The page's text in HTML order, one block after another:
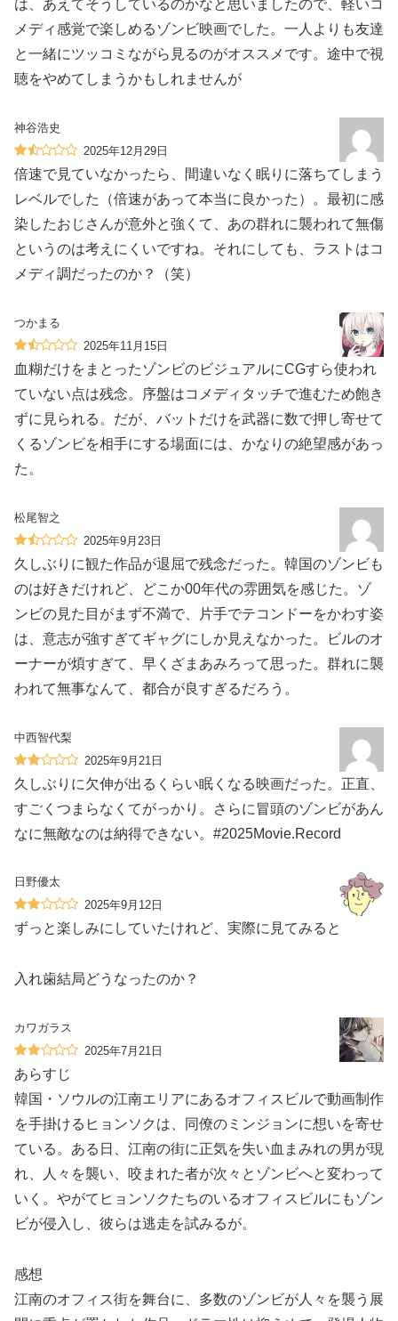
は、あえてそうしているのかなと思いましたので、軽いコ
メディ感覚で楽しめるゾンビ映画でした。一人よりも友達
と一緒にツッコミながら見るのがオススメです。途中で視
聴をやめてしまうかもしれませんが
神谷浩史
2025年12月29日
倍速で見ていなかったら、間違いなく眠りに落ちてしまう
レベルでした（倍速があって本当に良かった）。最初に感
染したおじさんが意外と強くて、あの群れに襲われて無傷
というのは考えにくいですね。それにしても、ラストはコ
メディ調だったのか？（笑）
つかまる
2025年11月15日
血糊だけをまとったゾンビのビジュアルにCGすら使われ
ていない点は残念。序盤はコメディタッチで進むため飽き
ずに見られる。だが、バットだけを武器に数で押し寄せて
くるゾンビを相手にする場面には、かなりの絶望感があっ
た。
松尾智之
2025年9月23日
久しぶりに観た作品が退屈で残念だった。韓国のゾンビも
のは好きだけれど、どこか00年代の雰囲気を感じた。ゾ
ンビの見た目がまず不満で、片手でテコンドーをかわす姿
は、意志が強すぎてギャグにしか見えなかった。ビルのオ
ーナーが煩すぎて、早くざまあみろって思った。群れに襲
われて無事なんて、都合が良すぎるだろう。
中西智代梨
2025年9月21日
久しぶりに欠伸が出るくらい眠くなる映画だった。正直、
すごくつまらなくてがっかり。さらに冒頭のゾンビがあん
なに無敵なのは納得できない。#2025Movie.Record
日野優太
2025年9月12日
ずっと楽しみにしていたけれど、実際に見てみると
入れ歯結局どうなったのか？
カワガラス
2025年7月21日
あらすじ
韓国・ソウルの江南エリアにあるオフィスビルで動画制作
を手掛けるヒョンソクは、同僚のミンジョンに想いを寄せ
ている。ある日、江南の街に正気を失い血まみれの男が現
れ、人々を襲い、咬まれた者が次々とゾンビへと変わって
いく。やがてヒョンソクたちのいるオフィスビルにもゾン
ビが侵入し、彼らは逃走を試みるが。
感想
江南のオフィス街を舞台に、多数のゾンビが人々を襲う展